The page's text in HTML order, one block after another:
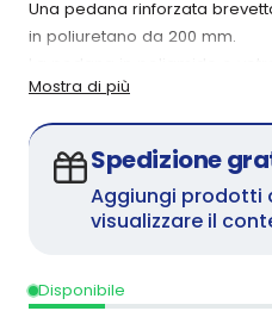
Una pedana rinforzata
in poliuretano da 200 mm.
accompagnando il
asperità del terreno, senza
resistenza del monopattino.
poliuretano particolarmente
comodi su lunghe distanze e
sconnesse. Il monopattino
parcheggio.
Mostra di più
Spedizione
Aggiungi prodotti
visualizzare il
Disponibile